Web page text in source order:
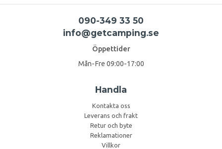
090-349 33 50
info@getcamping.se
Öppettider
Mån-Fre 09:00-17:00
Handla
Kontakta oss
Leverans och frakt
Retur och byte
Reklamationer
Villkor